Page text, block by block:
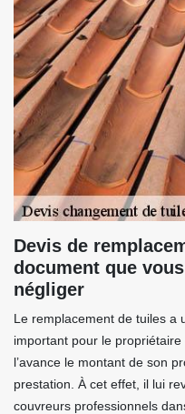
Devis de
document que
négliger
Le remplacement de tuiles a
important pour le
l’avance le montant de son
prestation. À cet effet, il lui
couvreurs professionnels